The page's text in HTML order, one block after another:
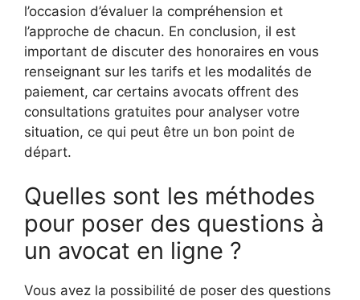
l’occasion d’évaluer la compréhension et
l’approche de chacun. En conclusion, il est
important de discuter des honoraires en vous
renseignant sur les tarifs et les modalités de
paiement, car certains avocats offrent des
consultations gratuites pour analyser votre
situation, ce qui peut être un bon point de
départ.
Quelles sont les méthodes
pour poser des questions à
un avocat en ligne ?
Vous avez la possibilité de poser des questions